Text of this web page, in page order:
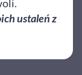
ustaleń z